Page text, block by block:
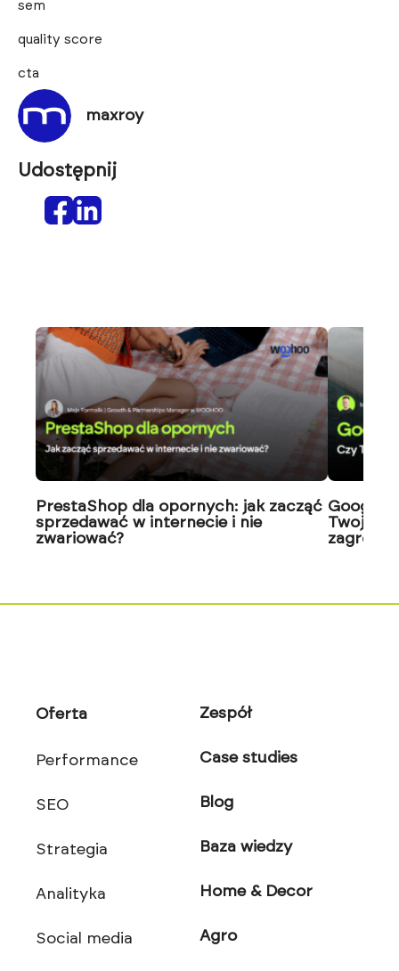
sem
quality score
cta
maxroy
Udostępnij
PrestaShop dla opornych: jak zacząć
sprzedawać w internecie i nie
zwariować?
Google
Twoja
Oferta
Performance
SEO
Strategia
Analityka
Social media
Zespół
Case studies
Blog
Baza wiedzy
Home & Decor
Agro